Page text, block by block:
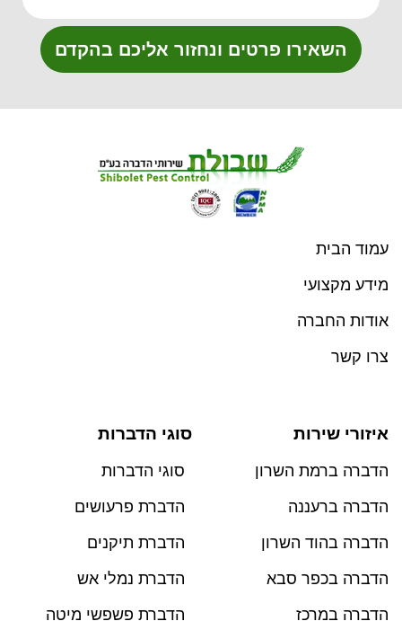
השאירו פרטים ונחזור אליכם בהקדם
עמוד הבית
מידע מקצועי
אודות החברה
צרו קשר
איזורי שירות
הדברה ברמת השרון
הדברה ברעננה
הדברה בהוד השרון
הדברה בכפר סבא
הדברה במרכז
סוגי הדברות
סוגי הדברות
הדברת פרעושים
הדברת תיקנים
הדברת נמלי אש
הדברת פשפשי מיטה